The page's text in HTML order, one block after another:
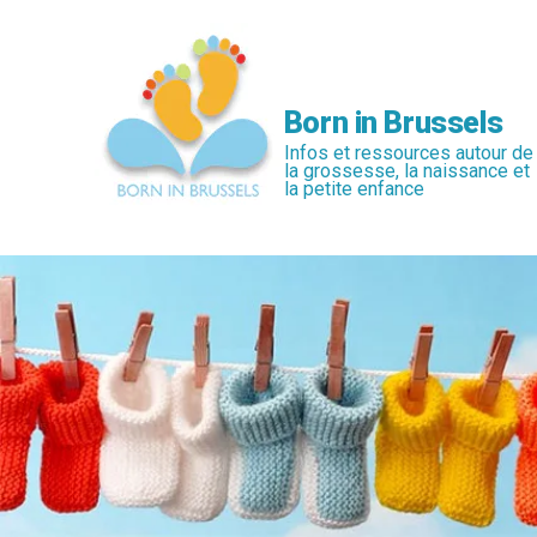
Born in Brussels
Infos et ressources autour de
la grossesse, la naissance et
la petite enfance